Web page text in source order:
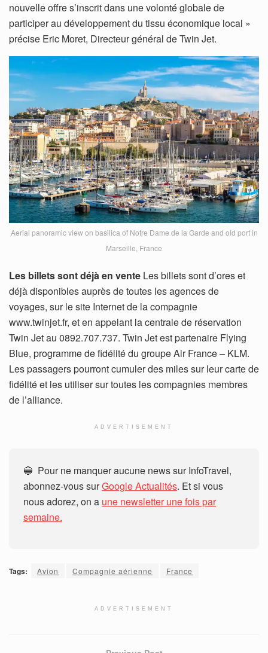
nouvelle offre s’inscrit dans une volonté globale de
participer au développement du tissu économique local »
précise Eric Moret, Directeur général de Twin Jet.
Aerial panoramic view on basilica of Notre Dame de la Garde and old port in
Marseille, France
Les billets sont déjà en vente Les billets sont d’ores et
déjà disponibles auprès de toutes les agences de
voyages, sur le site Internet de la compagnie
www.twinjet.fr, et en appelant la centrale de réservation
Twin Jet au 0892.707.737. Twin Jet est partenaire Flying
Blue, programme de fidélité du groupe Air France – KLM.
Les passagers pourront cumuler des miles sur leur carte de
fidélité et les utiliser sur toutes les compagnies membres
de l’alliance.
ADVERTISEMENT
🔵 Pour ne manquer aucune news sur InfoTravel,
abonnez-vous surGoogle Actualités. Et si vous
nous adorez, on a une newsletter une fois par
semaine.
Tags: Avion Compagnie aérienne France
ADVERTISEMENT